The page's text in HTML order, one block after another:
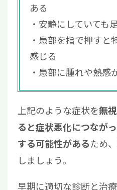
ある
安静にしていても
患部を指で押すと
感じる
患部に腫れや熱感
上記のような症状を無
ると症状悪化につなが
する可能性があるため
しましょう。
早期に適切な診断と治